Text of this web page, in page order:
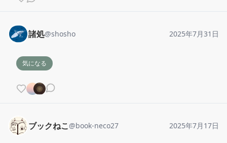
諸処@shosho 2025年7月31日
気になる
ブックねこ@book-neco27 2025年7月17日